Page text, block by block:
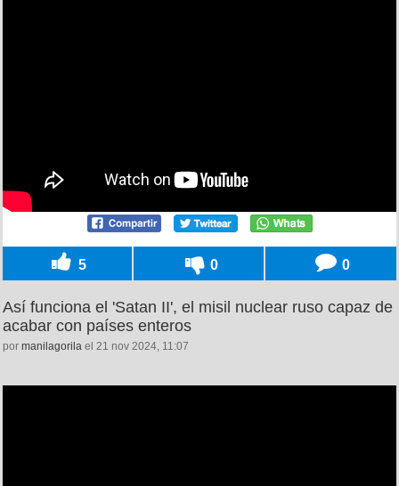
5 0 0
Así funciona el 'Satan II', el misil nuclear ruso capaz de
acabar con países enteros
por manilagorila el 21 nov 2024, 11:07